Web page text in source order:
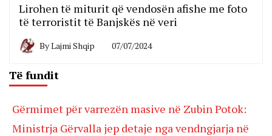
Lirohen të miturit që vendosën afishe me foto
të terroristit të Banjskës në veri
ByLajmi Shqip 07/07/2024
Të fundit
Gërmimet për varrezën masive në Zubin Potok:
Ministrja Gërvalla jep detaje nga vendngjarja në